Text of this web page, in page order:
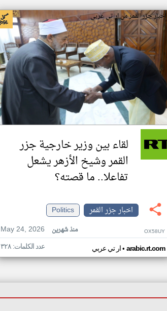
اخبار جزر القمر من ار تي عربي
لقاء بين وزير خارجية جزر
القمر وشيخ الأزهر يشعل
تفاعلا.. ما قصته؟
اخبار جزر القمر
Politics
May 24, 2026
منذ شهرين OX58UY
ار تي عربي• arabic.rt.com عدد الكلمات: ٣٢٨